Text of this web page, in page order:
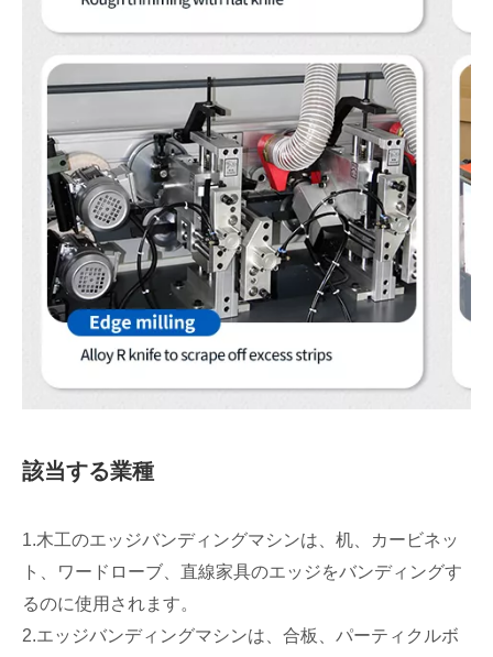
該当する業種
1.木工のエッジバンディングマシンは、机、カービネッ
ト、ワードローブ、直線家具のエッジをバンディングす
るのに使用されます。
2.エッジバンディングマシンは、合板、パーティクルボ